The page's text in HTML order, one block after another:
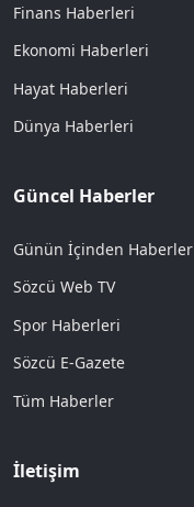
Finans Haberleri
Ekonomi Haberleri
Hayat Haberleri
Dünya Haberleri
Güncel Haberler
Günün İçinden Haberler
Sözcü Web TV
Spor Haberleri
Sözcü E-Gazete
Tüm Haberler
İletişim